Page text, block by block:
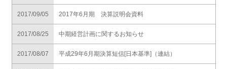
2017/09/05 2017年6月期 決算説明会資料
2017/08/25 中期経営計画に関するお知らせ
2017/08/07 平成29年6月期決算短信[日本基準]（連結）